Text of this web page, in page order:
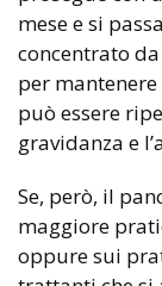
mese e si
concentrato
per
può essere
gravidanza e
Se, però, il
maggiore
oppure sui